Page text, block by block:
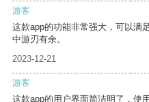
游客
这款app的功能非常强大，可以满
中游刃有余。
2023-12-21
游客
这款app的用户界面简洁明了，使